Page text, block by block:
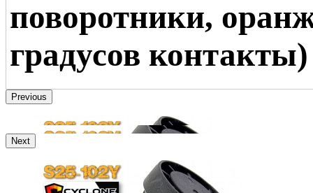
поворотники,
градусов контакты)